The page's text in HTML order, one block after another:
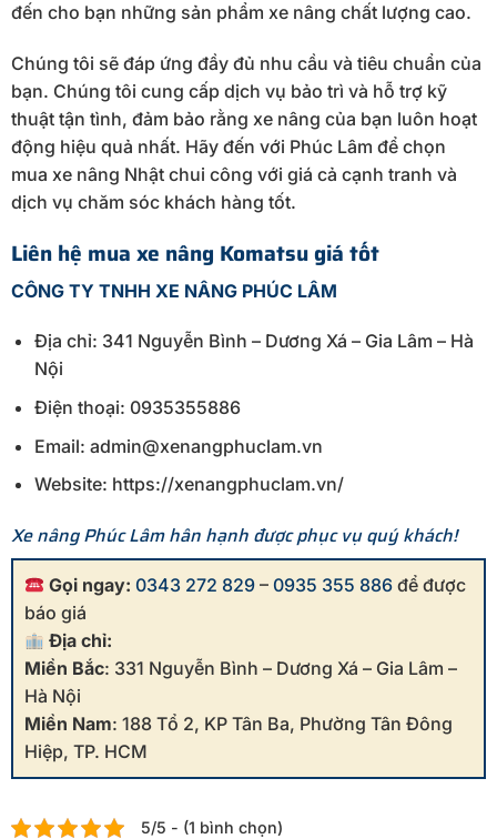
đến cho bạn những sản phẩm xe nâng chất lượng cao.
Chúng tôi sẽ đáp ứng đầy đủ nhu cầu và tiêu chuẩn của
bạn. Chúng tôi cung cấp dịch vụ bảo trì và hỗ trợ kỹ
thuật tận tình, đảm bảo rằng xe nâng của bạn luôn hoạt
động hiệu quả nhất. Hãy đến với Phúc Lâm để chọn
mua xe nâng Nhật chui công với giá cả cạnh tranh và
dịch vụ chăm sóc khách hàng tốt.
Liên hệ mua xe nâng Komatsu giá tốt
CÔNG TY TNHH XE NÂNG PHÚC LÂM
Địa chỉ: 341 Nguyễn Bình – Dương Xá – Gia Lâm – Hà
Nội
Điện thoại: 0935355886
Email: admin@xenangphuclam.vn
Website: https://xenangphuclam.vn/
Xe nâng Phúc Lâm hân hạnh được phục vụ quý khách!
Gọi ngay: 0343 272 829 –0935 355 886 để được
báo giá
Địa chỉ:
Miền Bắc: 331 Nguyễn Bình – Dương Xá – Gia Lâm –
Hà Nội
Miền Nam: 188 Tổ 2, KP Tân Ba, Phường Tân Đông
Hiệp, TP. HCM
5/5 - (1 bình chọn)